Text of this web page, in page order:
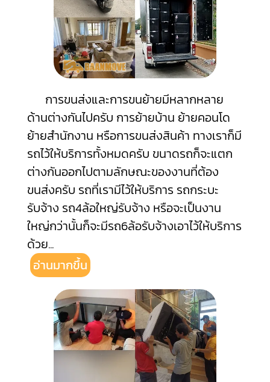
การขนส่งและการขนย้ายมีหลากหลาย
ด้านต่างกันไปครับ การย้ายบ้าน ย้ายคอนโด
ย้ายสำนักงาน หรือการขนส่งสินค้า ทางเราก็มี
รถไว้ให้บริการทั้งหมดครับ ขนาดรถก็จะแตก
ต่างกันออกไปตามลักษณะของงานที่ต้อง
ขนส่งครับ รถที่เรามีไว้ให้บริการ รถกระบะ
รับจ้าง รถ4ล้อใหญ่รับจ้าง หรือจะเป็นงาน
ใหญ่กว่านั้นก็จะมีรถ6ล้อรับจ้างเอาไว้ให้บริการ
ด้วย...
อ่านมากขึ้น